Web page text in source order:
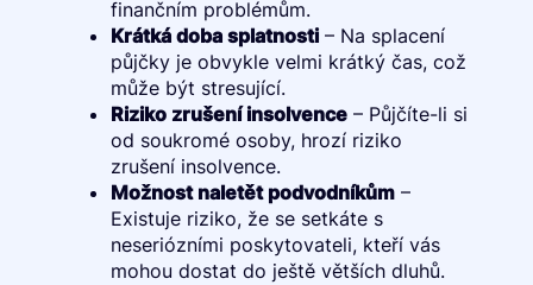
finančním problémům.
Krátká doba splatnosti– Na splacení
půjčky je obvykle velmi krátký čas, což
může být stresující.
Riziko zrušení insolvence– Půjčíte-li si
od soukromé osoby, hrozí riziko
zrušení insolvence.
Možnost naletět podvodníkům–
Existuje riziko, že se setkáte s
neseriózními poskytovateli, kteří vás
mohou dostat do ještě větších dluhů.